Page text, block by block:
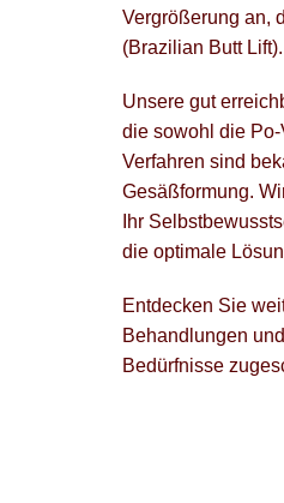
Vergrößerung an,
(Brazilian Butt Lift).
Unsere gut
die sowohl die
Verfahren sind
Gesäßformung.
Ihr
die optimale
Entdecken Sie
Behandlungen
Bedürfnisse